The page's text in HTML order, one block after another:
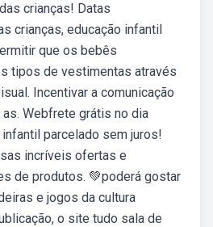
crianças! Datas
crianças, educação infantil
que os bebês
tipos de vestimentas através
Incentivar a comunicação
Webfrete grátis no dia
parcelado sem juros!
incríveis ofertas e
de produtos. 💚poderá gostar
e jogos da cultura
o site tudo sala de